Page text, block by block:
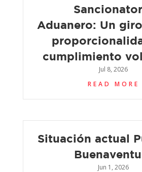
Aduanero: Un
cumplimiento
Jul 8, 2026
READ MORE
Situación actual
Jun 1, 2026